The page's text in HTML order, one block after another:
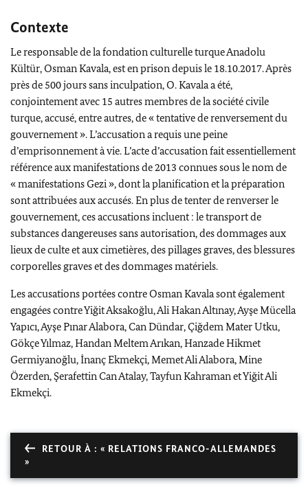
Contexte
Le responsable de la fondation culturelle turque Anadolu
Kültür, Osman Kavala, est en prison depuis le 18.10.2017. Après
près de 500 jours sans inculpation, O. Kavala a été,
conjointement avec 15 autres membres de la société civile
turque, accusé, entre autres, de « tentative de renversement du
gouvernement ». L’accusation a requis une peine
d’emprisonnement à vie. L’acte d’accusation fait essentiellement
référence aux manifestations de 2013 connues sous le nom de
« manifestations Gezi », dont la planification et la préparation
sont attribuées aux accusés. En plus de tenter de renverser le
gouvernement, ces accusations incluent : le transport de
substances dangereuses sans autorisation, des dommages aux
lieux de culte et aux cimetières, des pillages graves, des blessures
corporelles graves et des dommages matériels.
Les accusations portées contre Osman Kavala sont également
engagées contre Yiğit Aksakoğlu, Ali Hakan Altınay, Ayşe Mücella
Yapıcı, Ayşe Pınar Alabora, Can Dündar, Çiğdem Mater Utku,
Gökçe Yılmaz, Handan Meltem Arıkan, Hanzade Hikmet
Germiyanoğlu, İnanç Ekmekçi, Memet Ali Alabora, Mine
Özerden, Şerafettin Can Atalay, Tayfun Kahraman et Yiğit Ali
Ekmekçi.
RETOUR À : « RELATIONS FRANCO-ALLEMANDES
»